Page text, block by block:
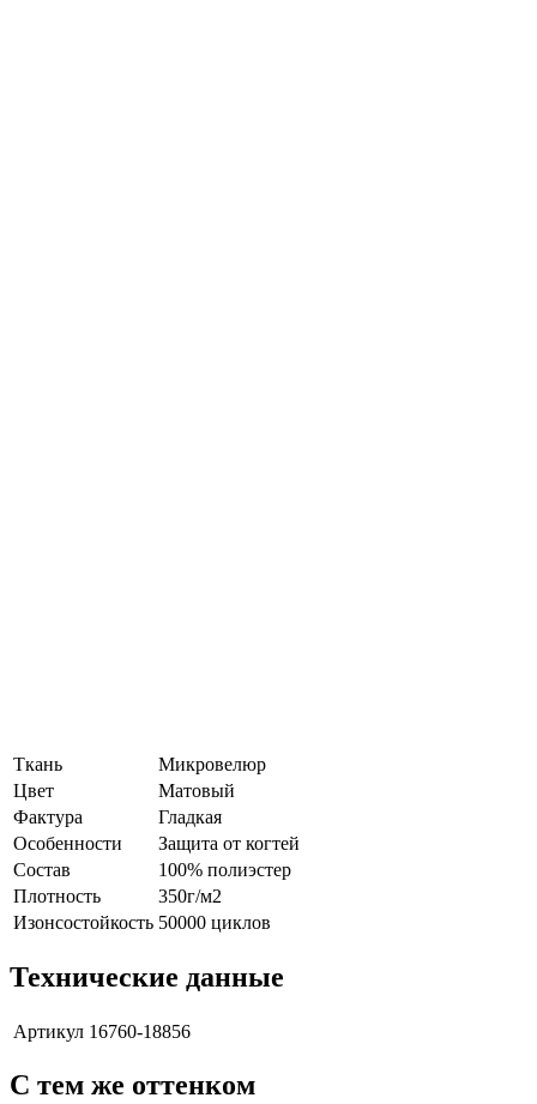
Ткань
Микровелюр
Цвет
Матовый
Фактура
Гладкая
Особенности
Защита от когтей
Состав
100% полиэстер
Плотность
350г/м2
Изонсостойкость 50000 циклов
Технические данные
Артикул 16760-18856
С тем же оттенком